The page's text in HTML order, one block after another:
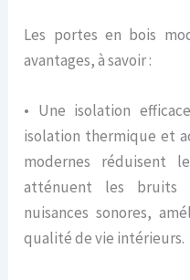
Les portes en bois
avantages, à savoir :
• Une isolation
isolation thermique et
modernes réduisent
atténuent les bruits
nuisances sonores,
qualité de vie intérieurs.